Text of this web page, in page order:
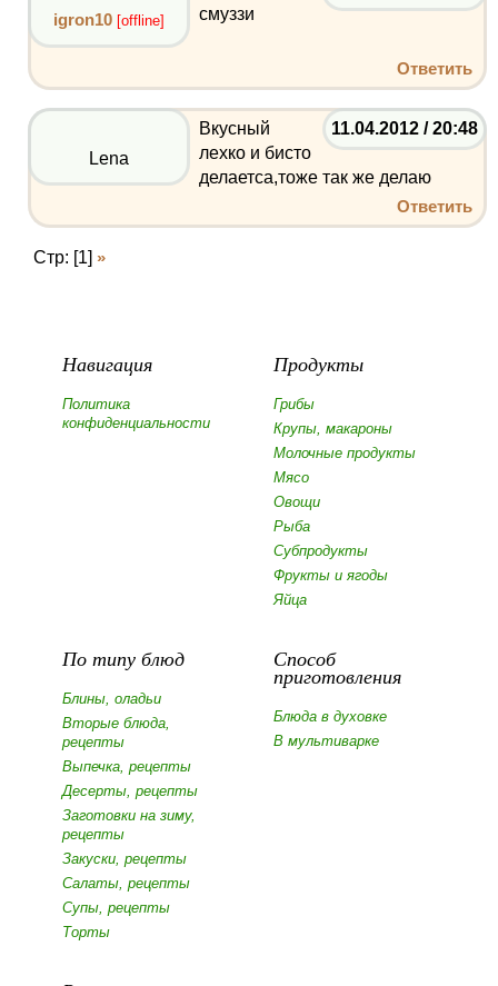
igron10 [offline]
смуззи
Ответить
11.04.2012 / 20:48
Lena
Вкусный
лехко и бисто
делаетса,тоже так же делаю
Ответить
Стр: [1] »
Навигация
Политика
конфиденциальности
Продукты
Грибы
Крупы, макароны
Молочные продукты
Мясо
Овощи
Рыба
Субпродукты
Фрукты и ягоды
Яйца
По типу блюд
Блины, оладьи
Вторые блюда,
рецепты
Выпечка, рецепты
Десерты, рецепты
Заготовки на зиму,
рецепты
Закуски, рецепты
Салаты, рецепты
Супы, рецепты
Торты
Способ
приготовления
Блюда в духовке
В мультиварке